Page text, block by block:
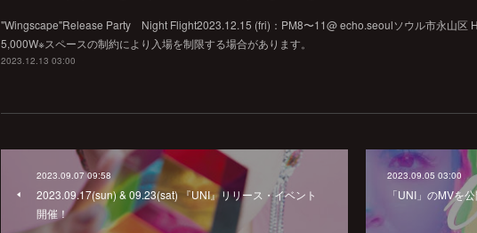
"Wingscape"Release Party Night Flight2023.12.15 (fri)：PM8〜11@ echo.seoulソウル市永山区
5,000W※スペースの制約により入場を制限する場合があります。
2023.12.13 03:00
2023.09.07 09:58
2023.09.17(sun) & 09.23(sat) 『UNI』リリース・イベント
開催！
2023.09.05 03:00
「UNI」のMVを